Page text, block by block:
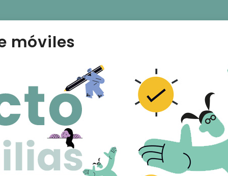
móviles